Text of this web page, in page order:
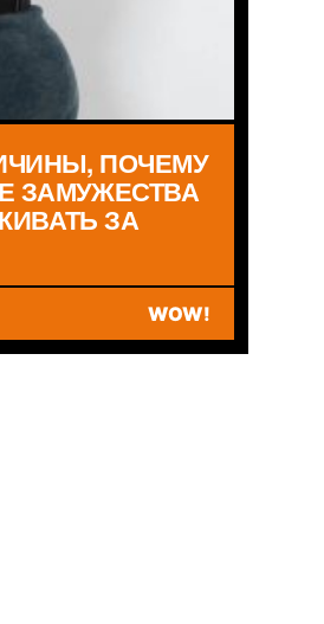
ПОЧЕМУ
ЗАМУЖЕСТВА
ЗА
WOW!